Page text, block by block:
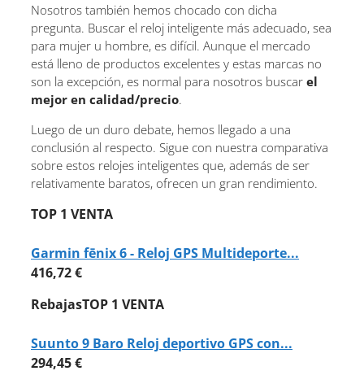
Nosotros también hemos chocado con dicha
pregunta. Buscar el reloj inteligente más adecuado, sea
para mujer u hombre, es difícil. Aunque el mercado
está lleno de productos excelentes y estas marcas no
son la excepción, es normal para nosotros buscar el
mejor en calidad/precio.
Luego de un duro debate, hemos llegado a una
conclusión al respecto. Sigue con nuestra comparativa
sobre estos relojes inteligentes que, además de ser
relativamente baratos, ofrecen un gran rendimiento.
TOP 1 VENTA
Garmin fēnix 6 - Reloj GPS Multideporte...
416,72 €
RebajasTOP 1 VENTA
Suunto 9 Baro Reloj deportivo GPS con...
294,45 €